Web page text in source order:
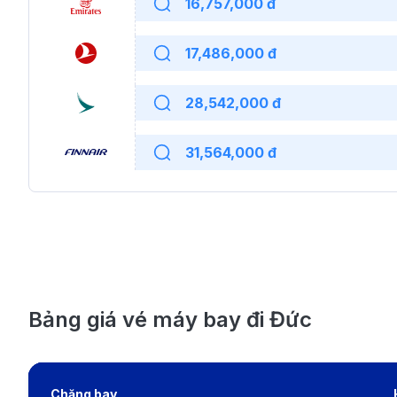
16,757,000 đ
17,486,000 đ
28,542,000 đ
31,564,000 đ
Bảng giá vé máy bay đi Đức
Chặng bay